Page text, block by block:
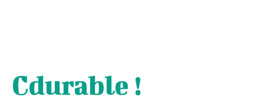
Cdurable !